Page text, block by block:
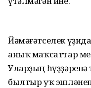
Йәмәғәтселек
аныҡ маҡсаттар
Уларҙың
былтыр уҡ эшләнеп